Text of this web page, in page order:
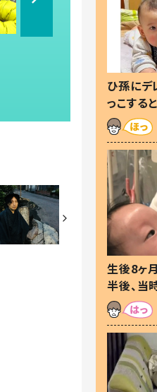
ひ孫にデ
っこする
した」「
生後8ヶ
半後、当
た本音とは